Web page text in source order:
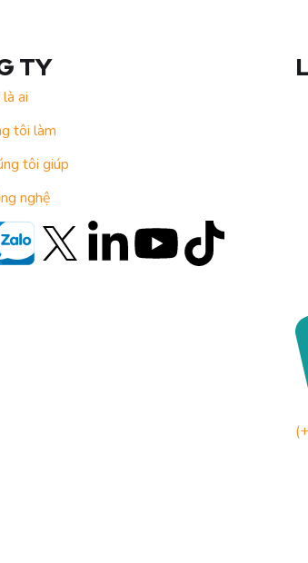
TY
ai
tôi làm
tôi giúp
nghệ